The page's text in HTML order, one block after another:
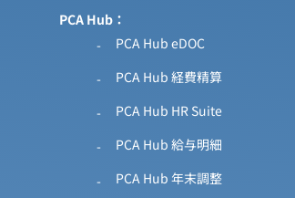
PCA Hub
PCA Hub eDOC
PCA Hub 経費精算
PCA Hub HR Suite
PCA Hub 給与明細
PCA Hub 年末調整